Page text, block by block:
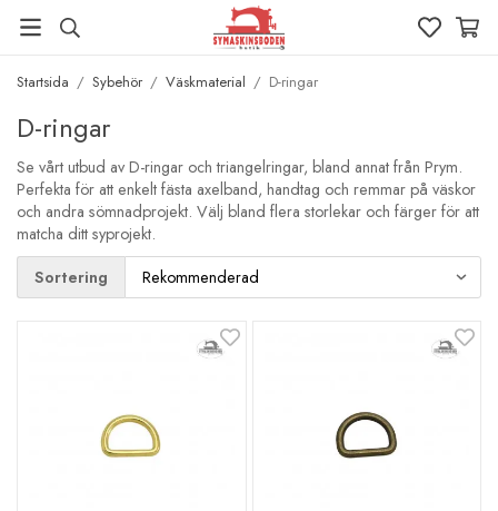
Startsida / Sybehör / Väskmaterial / D-ringar
D-ringar
Se vårt utbud av D-ringar och triangelringar, bland annat från Prym.
Perfekta för att enkelt fästa axelband, handtag och remmar på väskor
och andra sömnadprojekt. Välj bland flera storlekar och färger för att
matcha ditt syprojekt.
Sortering